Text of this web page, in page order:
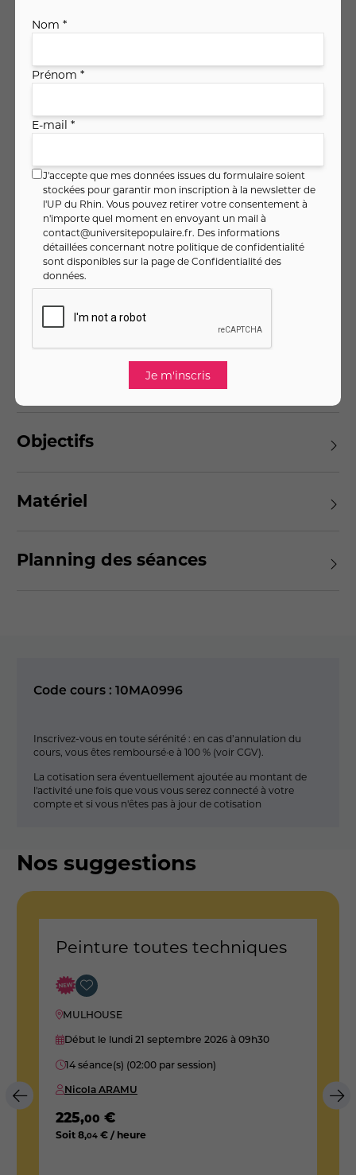
Tarifs réduits
Étudiants jusqu’à 25 ans (carte d'étudiant requise).
requis).
requis).
Ménages avec quotient familial ≤ 750 € (attestation
CAF de moins de 6 mois requise).
Tarif réduit 30%
Agents de la HEAR, de la Ville et de l’Eurométropole de
Strasbourg, de la Ville de Mulhouse ou de la M2A
(justificatif en cours de validité requis).
Objectifs
Matériel
Planning des séances
Code cours : 10MA0996
Inscrivez-vous en toute sérénité : en cas d’annulation du
cours, vous êtes remboursé·e à 100 % (voir CGV).
La cotisation sera éventuellement ajoutée au montant de
l'activité une fois que vous vous serez connecté à votre
compte et si vous n'êtes pas à jour de cotisation
Nos suggestions
Peinture toutes techniques
MULHOUSE
Début le lundi 21 septembre 2026 à 09h30
14 séance(s) (02:00 par session)
Nicola ARAMU
225,00 €
Soit8,04 € / heure
Nom *
Prénom *
E-mail *
J'accepte que mes données issues du formulaire soient
stockées pour garantir mon inscription à la newsletter de
l'UP du Rhin. Vous pouvez retirer votre consentement à
n'importe quel moment en envoyant un mail à
contact@universitepopulaire.fr. Des informations
détaillées concernant notre politique de confidentialité
sont disponibles sur la page deConfidentialité des
données.